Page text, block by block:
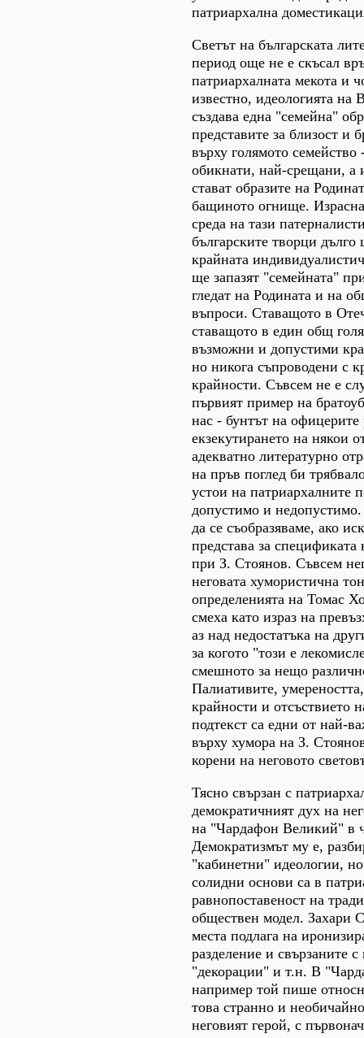
патриархална
Светът на българската
период още не е скъсал
патриархалната мекота и
известно, идеологията на
създава една "семейна"
представите за близост и
върху голямото
обикнати, най-срещани, а
стават образите на
бащиното огнище.
среда на тази
българските творци дълго
крайната
ще запазят "семейната"
гледат на Родината и на
въпроси. Ставащото в
ставащото в един общ
възможни и допустими
но никога съпроводени с
крайности. Съвсем не е
първият пример на
нас - бунтът на
екзекутирането на някои
адекватно литературно
на пръв поглед би
устои на патриархалните
допустимо и
да се съобразяваме, ако
представа за
при З. Стоянов. Съвсем
неговата хумористична
определенията на Томас
смеха като израз на
аз над недостатъка на
за когото "този е
смешното за нещо
Палиативите,
крайности и отсъствието
подтекст са едни от най-
върху хумора на З.
корени на неговото
Тясно свързан с
демократичният дух на
на "Чардафон Великий" в
Демократизмът му е,
"кабинетни" идеологии,
солидни основи са в
равнопоставеност на
обществен модел. Захари
места подлага на
разделение и свързаните
"декорации" и т.н. В
например той пише
това странно и
неговият герой, с